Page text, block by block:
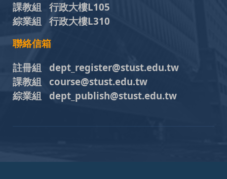
課教組 行政大樓L105
綜業組 行政大樓L310
聯絡信箱
註冊組 dept_register@stust.edu.tw
課教組 course@stust.edu.tw
綜業組 dept_publish@stust.edu.tw